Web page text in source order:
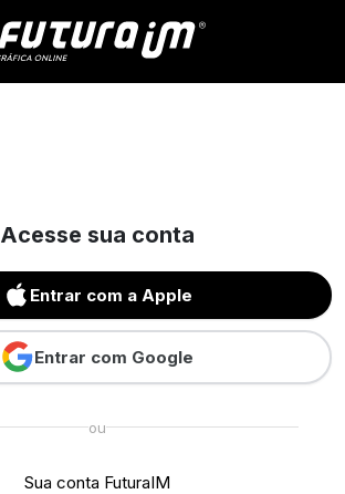
Acesse sua conta
Entrar com a Apple
Entrar com Google
ou
Sua conta FuturaIM